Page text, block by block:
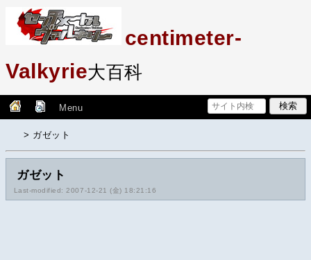
centimeter-
Valkyrie大百科
Menu
> ガゼット
ガゼット
Last-modified: 2007-12-21 (金) 18:21:16